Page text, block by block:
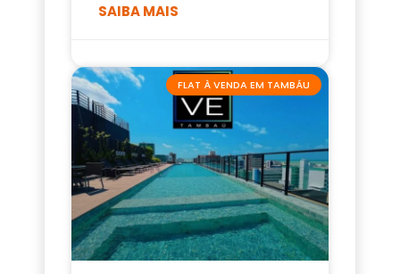
SAIBA MAIS
FLAT À VENDA EM TAMBÁU